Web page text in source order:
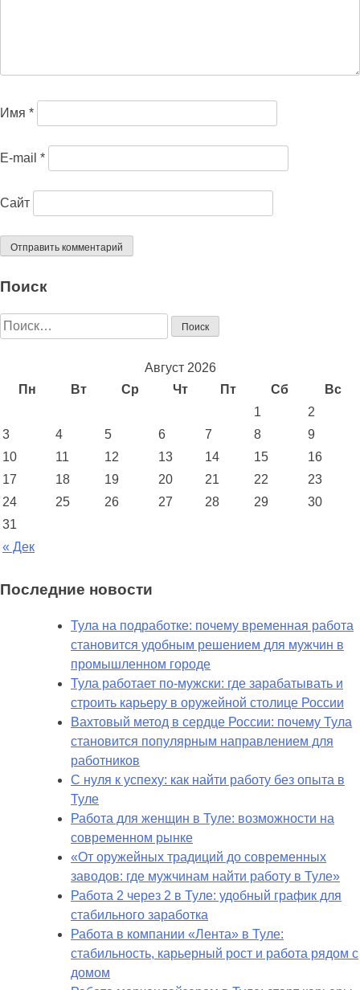
Имя *
E-mail *
Сайт
Поиск
Найти:
Август 2026
Пн
Вт Ср Чт Пт Сб Вс
« Дек
1
2
3
4 5 6 7 8
9
10
11 12 13 14 15
16
17
18 19 20 21 22
23
24
25 26 27 28 29
30
31
Последние новости
Тула на подработке: почему временная работа
становится удобным решением для мужчин в
промышленном городе
Тула работает по-мужски: где зарабатывать и
строить карьеру в оружейной столице России
Вахтовый метод в сердце России: почему Тула
становится популярным направлением для
работников
С нуля к успеху: как найти работу без опыта в
Туле
Работа для женщин в Туле: возможности на
современном рынке
«От оружейных традиций до современных
заводов: где мужчинам найти работу в Туле»
Работа 2 через 2 в Туле: удобный график для
стабильного заработка
Работа в компании «Лента» в Туле:
стабильность, карьерный рост и работа рядом с
домом